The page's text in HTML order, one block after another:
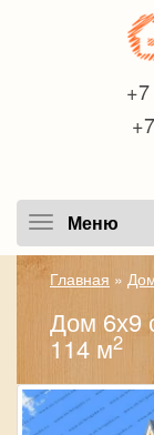
Меню
Главная »
Дом 6х9
114 м2